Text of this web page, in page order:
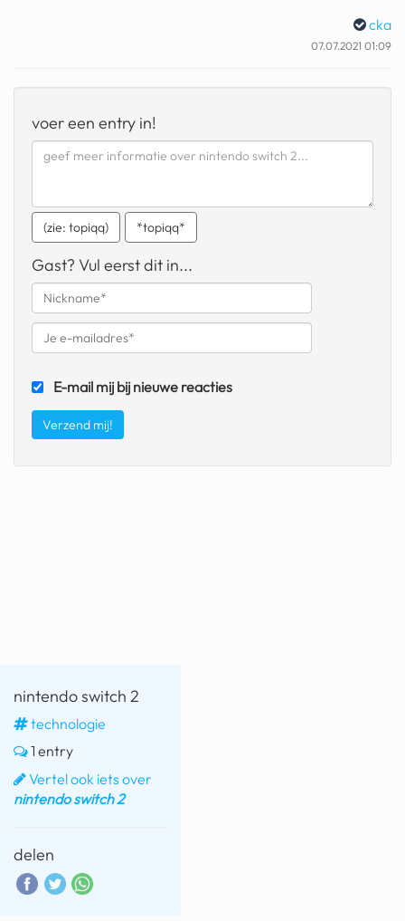
fatbike
rachael gunn
yusuf dikeç
armand duplantis
duitsland
chevrolet mohawk
cka
07.07.2021 01:09
voer een entry in!
(zie: topiqq) *topiqq*
Gast? Vul eerst dit in...
E-mail mij bij nieuwe reacties
nintendo switch 2
technologie
1 entry
Vertel ook iets over
nintendo switch 2
delen